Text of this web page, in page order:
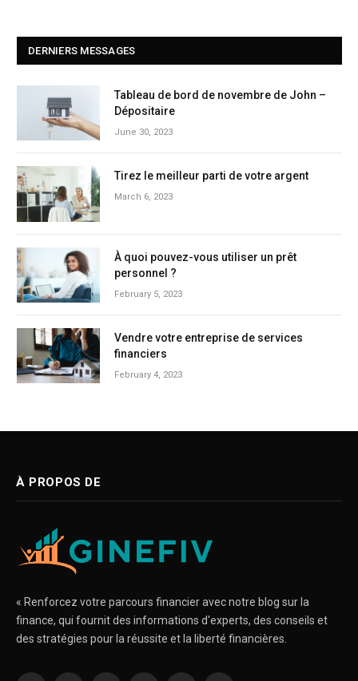
DERNIERS MESSAGES
Tableau de bord de novembre de John –
Dépositaire
June 30, 2023
Tirez le meilleur parti de votre argent
March 6, 2023
À quoi pouvez-vous utiliser un prêt
personnel ?
February 5, 2023
Vendre votre entreprise de services
financiers
February 4, 2023
À PROPOS DE
« Renforcez votre parcours financier avec notre blog sur la
finance, qui fournit des informations d'experts, des conseils et
des stratégies pour la réussite et la liberté financières.